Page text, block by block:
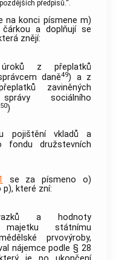
předpisů.“.
na konci písmene m)
a doplňují se
znějí:
z přeplatků
daně49) a z
zaviněných
sociálního
50)
pojištění vkladů a
fondu družstevních
se za písmeno o)
p), které zní:
a hodnoty
majetku státnímu
prvovýroby,
nájemce podle § 28